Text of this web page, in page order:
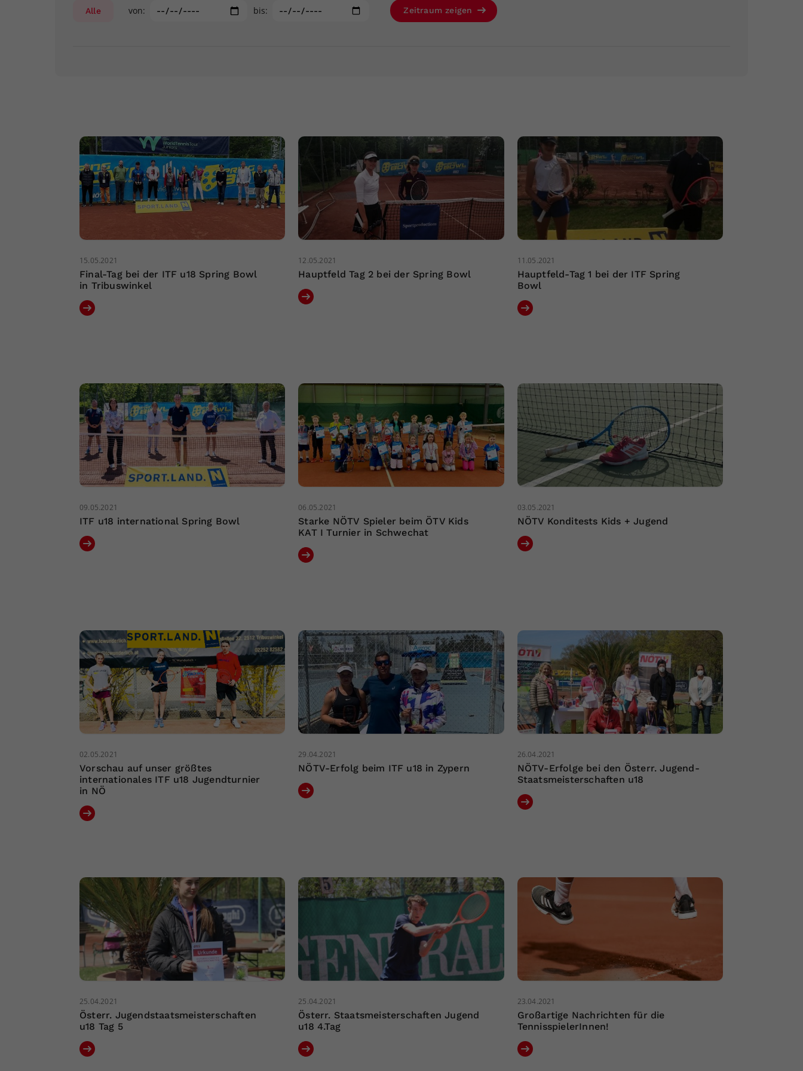
Alle von: bis: Zeitraum zeigen
15.05.2021
Final-Tag bei der ITF u18 Spring Bowl
in Tribuswinkel
12.05.2021
Hauptfeld Tag 2 bei der Spring Bowl
11.05.2021
Hauptfeld-Tag 1 bei der ITF Spring
Bowl
09.05.2021
ITF u18 international Spring Bowl
06.05.2021
Starke NÖTV Spieler beim ÖTV Kids
KAT I Turnier in Schwechat
03.05.2021
NÖTV Konditests Kids + Jugend
02.05.2021
Vorschau auf unser größtes
internationales ITF u18 Jugendturnier
in NÖ
29.04.2021
NÖTV-Erfolg beim ITF u18 in Zypern
26.04.2021
NÖTV-Erfolge bei den Österr. Jugend-
Staatsmeisterschaften u18
25.04.2021
Österr. Jugendstaatsmeisterschaften
u18 Tag 5
25.04.2021
Österr. Staatsmeisterschaften Jugend
u18 4.Tag
23.04.2021
Großartige Nachrichten für die
TennisspielerInnen!
Ihrer vorgenommen Einstellungen, falls der